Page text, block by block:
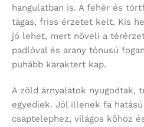
hangulatban is. A fehér és
tágas, friss érzetet kelt. Kis
jó lehet, mert növeli a
padlóval és arany tónusú
puhább karaktert kap.
A zöld árnyalatok nyugodtak,
egyediek. Jól illenek fa
csaptelephez, világos kőhöz